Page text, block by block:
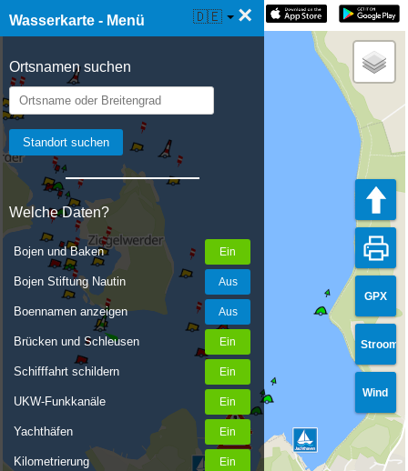
Wasserkarte - Menü ×
Ortsnamen suchen
Welche Daten?
Bojen und Baken
Bojen Stiftung Nautin
Boennamen anzeigen
Brücken und Schleusen
Schifffahrt schildern
UKW-Funkkanäle
Yachthäfen
Kilometrierung
☰ Wasserkarte Live 🇩🇪
GPX
Stroom
Wind